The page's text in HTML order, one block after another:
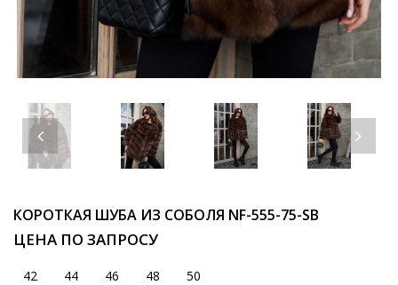
КОРОТКАЯ ШУБА ИЗ СОБОЛЯ NF-555-75-SB
ЦЕНА ПО ЗАПРОСУ
42 44 46 48 50